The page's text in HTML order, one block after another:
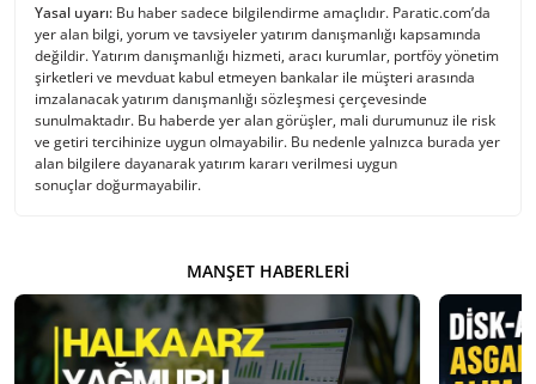
Yasal uyarı: Bu haber sadece bilgilendirme amaçlıdır. Paratic.com’da
yer alan bilgi, yorum ve tavsiyeler yatırım danışmanlığı kapsamında
değildir. Yatırım danışmanlığı hizmeti, aracı kurumlar, portföy yönetim
şirketleri ve mevduat kabul etmeyen bankalar ile müşteri arasında
imzalanacak yatırım danışmanlığı sözleşmesi çerçevesinde
sunulmaktadır. Bu haberde yer alan görüşler, mali durumunuz ile risk
ve getiri tercihinize uygun olmayabilir. Bu nedenle yalnızca burada yer
alan bilgilere dayanarak yatırım kararı verilmesi uygun
sonuçlar doğurmayabilir.
MANŞET HABERLERI